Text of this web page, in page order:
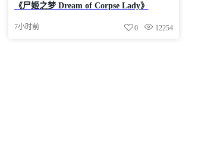
《尸姬之梦 Dream of Corpse Lady》
6.3GB
7小时前 12254
0